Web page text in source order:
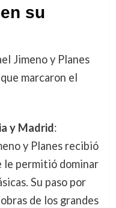
su
Jimeno y Planes
marcaron el
y Madrid:
y Planes recibió
le permitió dominar
Su paso por
de los grandes